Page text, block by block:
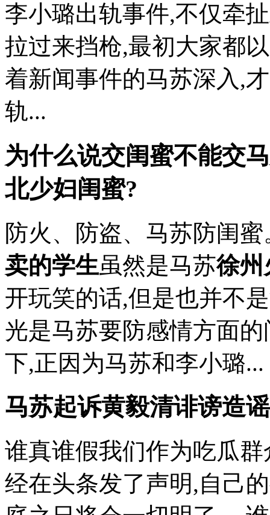
李小璐出轨事件,不仅牵
拉过来挡枪,最初大家都
着新闻事件的马苏深入,
轨...
为什么说交闺蜜不能交
北少妇闺蜜?
防火、防盗、马苏防闺
卖的学生虽然是马苏徐州
开玩笑的话,但是也并不
光是马苏要防感情方面
下,正因为马苏和李小璐...
马苏起诉黄毅清诽谤造
谁真谁假我们作为吃瓜
经在头条发了声明,自己